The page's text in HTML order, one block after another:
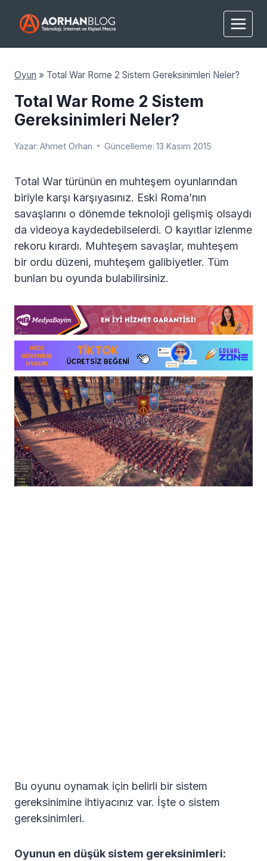
Oyun » Total War Rome 2 Sistem Gereksinimleri Neler?
Total War Rome 2 Sistem
Gereksinimleri Neler?
Yazar: Ahmet Orhan Güncelleme: 13 Kasım 2015
Total War türünün en muhteşem oyunlarından
biriyle karşı karşıyasınız. Eski Roma’nın
savaşlarını o dönemde teknoloji gelişmiş olsaydı
da videoya kaydedebilselerdi. O kayıtlar izlenme
rekoru kırardı. Muhteşem savaşlar, muhteşem
bir ordu düzeni, muhteşem galibiyetler. Tüm
bunları bu oyunda bulabilirsiniz.
Bu oyunu oynamak için belirli bir sistem
gereksinimine ihtiyacınız var. İşte o sistem
gereksinimleri.
Oyunun en düşük sistem gereksinimleri: